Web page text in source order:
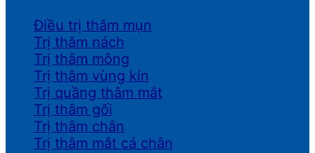
Điều trị thâm mụn
Trị thâm nách
Trị thâm mông
Trị thâm vùng kín
Trị quầng thâm mắt
Trị thâm gối
Trị thâm chân
Trị thâm mắt cá chân